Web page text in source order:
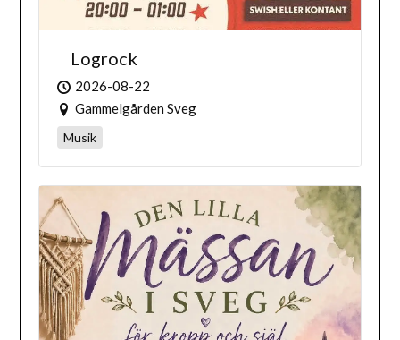
Logrock
2026-08-22
Gammelgården Sveg
Musik